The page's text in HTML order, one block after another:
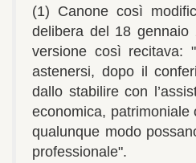
(1) Canone così
delibera del 18 gennaio
versione così recitava:
astenersi, dopo il
dallo stabilire con
economica, patrimoniale
qualunque modo
professionale".